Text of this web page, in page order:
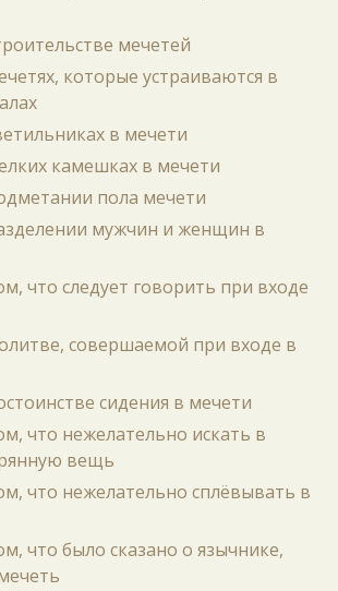
мечетей
которые устраиваются в
в мечети
камешках в мечети
пола мечети
мужчин и женщин в
что следует говорить при входе
совершаемой при входе в
сидения в мечети
что нежелательно искать в
вещь
что нежелательно сплёвывать в
что было сказано о язычнике,